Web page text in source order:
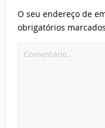
O seu endereço de
obrigatórios